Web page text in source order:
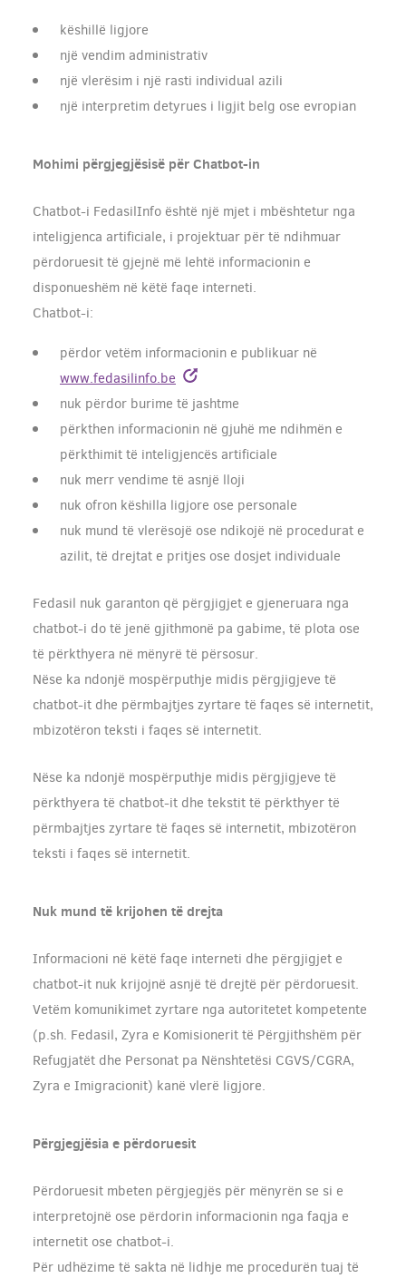
këshillë ligjore
një vendim administrativ
një vlerësim i një rasti individual azili
një interpretim detyrues i ligjit belg ose evropian
Mohimi përgjegjësisë për Chatbot-in
Chatbot-i FedasilInfo është një mjet i mbështetur nga
inteligjenca artificiale, i projektuar për të ndihmuar
përdoruesit të gjejnë më lehtë informacionin e
disponueshëm në këtë faqe interneti.
Chatbot-i:
përdor vetëm informacionin e publikuar në
www.fedasilinfo.be
nuk përdor burime të jashtme
përkthen informacionin në gjuhë me ndihmën e
përkthimit të inteligjencës artificiale
nuk merr vendime të asnjë lloji
nuk ofron këshilla ligjore ose personale
nuk mund të vlerësojë ose ndikojë në procedurat e
azilit, të drejtat e pritjes ose dosjet individuale
Fedasil nuk garanton që përgjigjet e gjeneruara nga
chatbot-i do të jenë gjithmonë pa gabime, të plota ose
të përkthyera në mënyrë të përsosur.
Nëse ka ndonjë mospërputhje midis përgjigjeve të
chatbot-it dhe përmbajtjes zyrtare të faqes së internetit,
mbizotëron teksti i faqes së internetit.
Nëse ka ndonjë mospërputhje midis përgjigjeve të
përkthyera të chatbot-it dhe tekstit të përkthyer të
përmbajtjes zyrtare të faqes së internetit, mbizotëron
teksti i faqes së internetit.
Nuk mund të krijohen të drejta
Informacioni në këtë faqe interneti dhe përgjigjet e
chatbot-it nuk krijojnë asnjë të drejtë për përdoruesit.
Vetëm komunikimet zyrtare nga autoritetet kompetente
(p.sh. Fedasil, Zyra e Komisionerit të Përgjithshëm për
Refugjatët dhe Personat pa Nënshtetësi CGVS/CGRA,
Zyra e Imigracionit) kanë vlerë ligjore.
Përgjegjësia e përdoruesit
Përdoruesit mbeten përgjegjës për mënyrën se si e
interpretojnë ose përdorin informacionin nga faqja e
internetit ose chatbot-i.
Për udhëzime të sakta në lidhje me procedurën tuaj të